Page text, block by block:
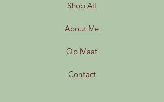
Shop All
About Me
Op Maat
Contact